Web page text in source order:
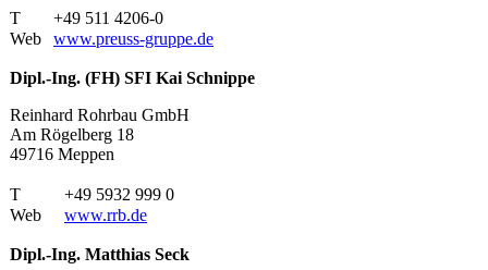
T
+49 511 4206-0
Web
www.preuss-gruppe.de
Dipl.-Ing. (FH) SFI Kai Schnippe
Reinhard Rohrbau GmbH
Am Rögelberg 18
49716 Meppen
T
+49 5932 999 0
Web
www.rrb.de
Dipl.-Ing. Matthias Seck